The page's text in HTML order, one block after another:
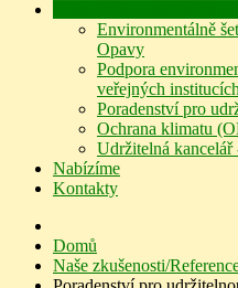
Environmentálně
Opavy
Podpora
veřejných institucích
Poradenství pro
Ochrana klimatu
Udržitelná kancelář
Nabízíme
Kontakty
Domů
Naše zkušenosti/